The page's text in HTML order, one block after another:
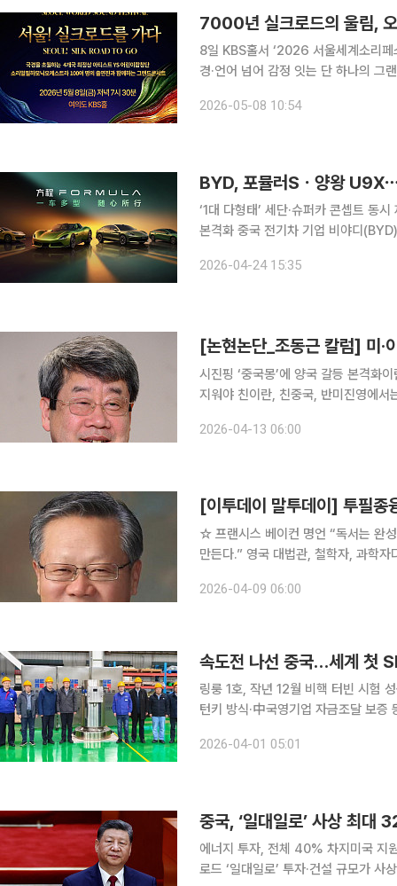
7000년 실크로드의 울림,
8일 KBS홀서 ‘2026 서울세계소리
경·언어 넘어 감정 잇는 단 하나의 그랜드 콘서트” 동서양을 잇던 유라시아
계소리페스티벌 — 서울! 실크로드를
2026-05-08 10:54
‘1대 다형태’ 세단·슈퍼카 콘셉트 동
본격화 중국 전기차 기업 비야디(BYD)가 세단부터 슈퍼카, 초고가 럭셔리 스포츠유틸리티차량
브랜드 경험을 앞세운 프리미엄 시장
2026-04-24 15:35
[논현논단_조동근 칼럼] 미·
시진핑 ‘중국몽’에 양국 갈등 본격화
지워야 친이란, 친중국, 반미진영에서는 미국과 이란의 전쟁을 명분 없는 미국의 침략전쟁으로 인식
란 전쟁은 ‘입체적’으로 살펴봐야 한
2026-04-13 06:00
[이투데이 말투데이] 투필
☆ 프랜시스 베이컨 명언 “독서는 완성된 사람을, 담론은 재치 있는 사람을, 필기는 정확한 사람을
만든다.” 영국 대법관, 철학자, 과학자다. 기존 아리스토텔레스의 연역적 방법론을 부정하고, 자연에
제시해 고전 경험론의 창시자라 불린
2026-04-09 06:00
링룽 1호, 작년 12월 비핵 터빈 시험
턴키 방식·中국영기업 자금조달 보
에 따르면 중국 원자력 국영기업 중
2026-04-01 05:01
에너지 투자, 전체 40% 차지미국 지
로드 ‘일대일로’ 투자·건설 규모가 사상 최대를 기